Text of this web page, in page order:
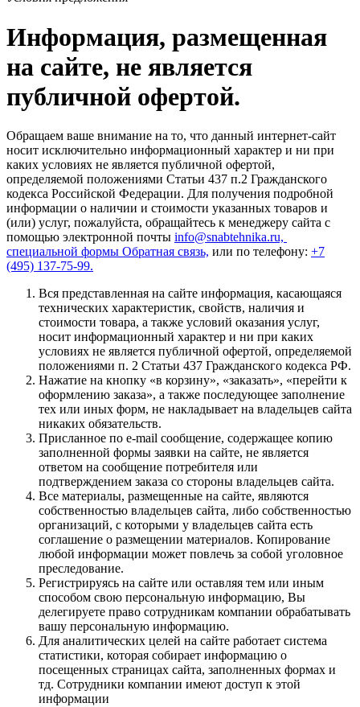
Информация, размещенная
на сайте, не является
публичной офертой.
Обращаем ваше внимание на то, что данный интернет-сайт
носит исключительно информационный характер и ни при
каких условиях не является публичной офертой,
определяемой положениями Статьи 437 п.2 Гражданского
кодекса Российской Федерации. Для получения подробной
информации о наличии и стоимости указанных товаров и
(или) услуг, пожалуйста, обращайтесь к менеджеру сайта с
помощью электронной почты info@snabtehnika.ru,
специальной формы Обратная связь, или по телефону: +7
(495) 137-75-99.
Вся представленная на сайте информация, касающаяся
технических характеристик, свойств, наличия и
стоимости товара, а также условий оказания услуг,
носит информационный характер и ни при каких
условиях не является публичной офертой, определяемой
положениями п. 2 Статьи 437 Гражданского кодекса РФ.
Нажатие на кнопку «в корзину», «заказать», «перейти к
оформлению заказа», а также последующее заполнение
тех или иных форм, не накладывает на владельцев сайта
никаких обязательств.
Присланное по e-mail сообщение, содержащее копию
заполненной формы заявки на сайте, не является
ответом на сообщение потребителя или
подтверждением заказа со стороны владельцев сайта.
Все материалы, размещенные на сайте, являются
собственностью владельцев сайта, либо собственностью
организаций, с которыми у владельцев сайта есть
соглашение о размещении материалов. Копирование
любой информации может повлечь за собой уголовное
преследование.
Регистрируясь на сайте или оставляя тем или иным
способом свою персональную информацию, Вы
делегируете право сотрудникам компании обрабатывать
вашу персональную информацию.
Для аналитических целей на сайте работает система
статистики, которая собирает информацию о
посещенных страницах сайта, заполненных формах и
тд. Сотрудники компании имеют доступ к этой
информации